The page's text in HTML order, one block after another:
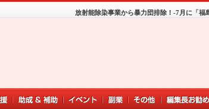
放射能除染事業から暴力団排除！-7月に「福